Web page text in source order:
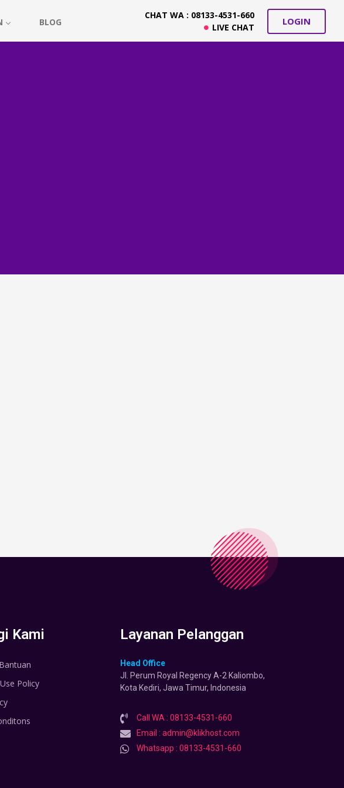
BLOG
CHAT WA : 08133-4531-660
LIVE CHAT
LOGIN
Kami
Policy
Layanan Pelanggan
Head Office
Jl. Perum Royal Regency A-2 Kaliombo,
Kota Kediri, Jawa Timur, Indonesia
Call WA : 08133-4531-660
Email : admin@klikhost.com
Whatsapp : 08133-4531-660